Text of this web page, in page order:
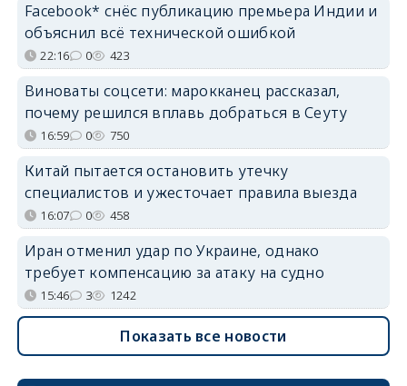
Facebook* снёс публикацию премьера Индии и
объяснил всё технической ошибкой
22:16 0 423
Виноваты соцсети: марокканец рассказал,
почему решился вплавь добраться в Сеуту
16:59 0 750
Китай пытается остановить утечку
специалистов и ужесточает правила выезда
16:07 0 458
Иран отменил удар по Украине, однако
требует компенсацию за атаку на судно
15:46 3 1242
Показать все новости